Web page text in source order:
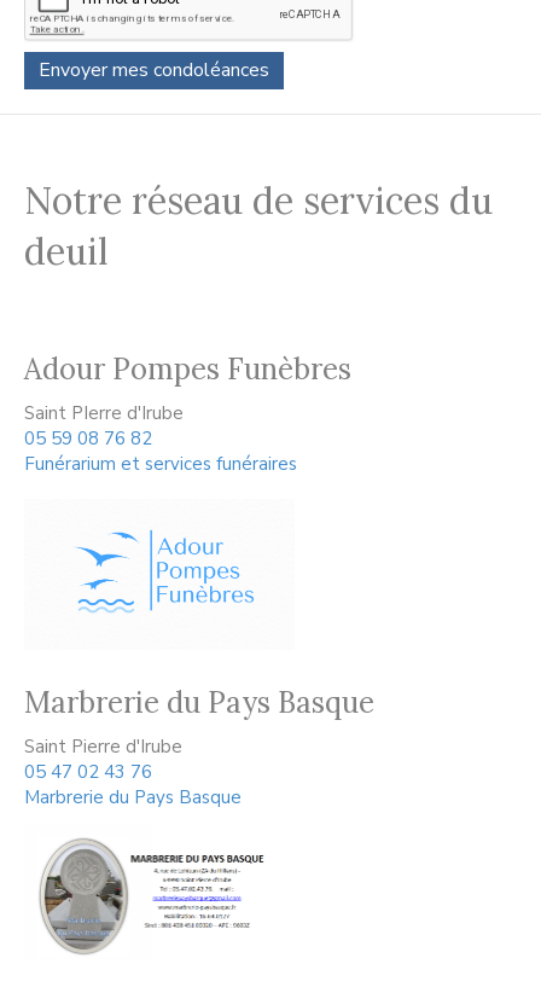
Notre réseau de services du
deuil
Adour Pompes Funèbres
Saint PIerre d'Irube
05 59 08 76 82
Funérarium et services funéraires
Marbrerie du Pays Basque
Saint Pierre d'Irube
05 47 02 43 76
Marbrerie du Pays Basque